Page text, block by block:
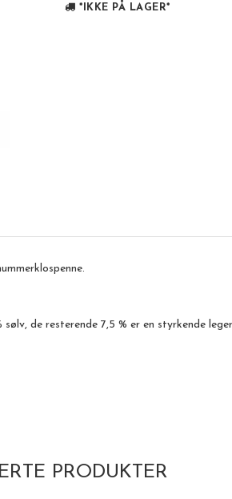
*IKKE PÅ LAGER*
de resterende 7,5 % er en styrkende
PRODUKTER